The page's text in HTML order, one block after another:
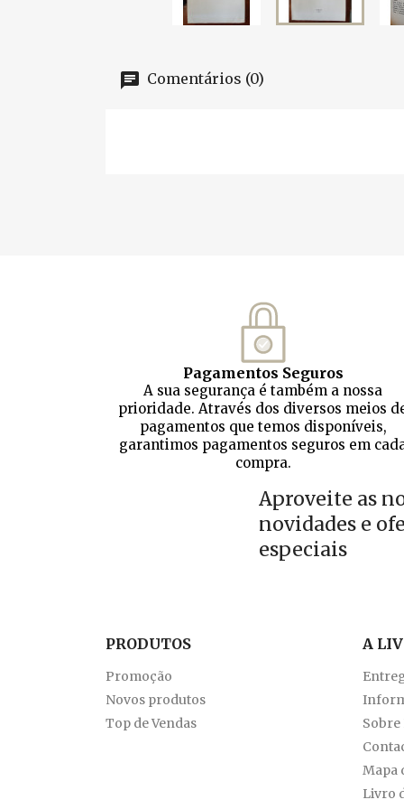
Comentários (0)
Pagamentos Seguros
A sua segurança é também a nossa
prioridade. Através dos diversos meios
pagamentos que temos disponíveis,
garantimos pagamentos seguros em
compra.
Aproveite as
novidades e
especiais
PRODUTOS
Promoção
Novos produtos
Top de Vendas
A
Sobre
Mapa
Livro